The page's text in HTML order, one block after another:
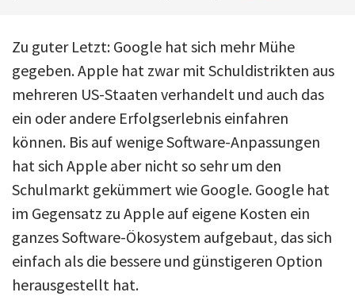
Zu guter Letzt: Google hat sich mehr Mühe
gegeben. Apple hat zwar mit Schuldistrikten aus
mehreren US-Staaten verhandelt und auch das
ein oder andere Erfolgserlebnis einfahren
können. Bis auf wenige Software-Anpassungen
hat sich Apple aber nicht so sehr um den
Schulmarkt gekümmert wie Google. Google hat
im Gegensatz zu Apple auf eigene Kosten ein
ganzes Software-Ökosystem aufgebaut, das sich
einfach als die bessere und günstigeren Option
herausgestellt hat.